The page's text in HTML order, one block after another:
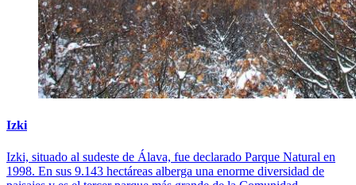
Izki
Izki, situado al sudeste de Álava, fue declarado Parque Natural en
1998. En sus 9.143 hectáreas alberga una enorme diversidad de